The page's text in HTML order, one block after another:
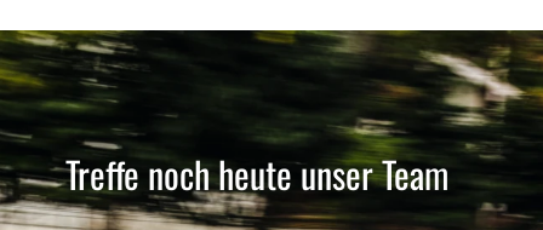
Treffe noch heute unser Team